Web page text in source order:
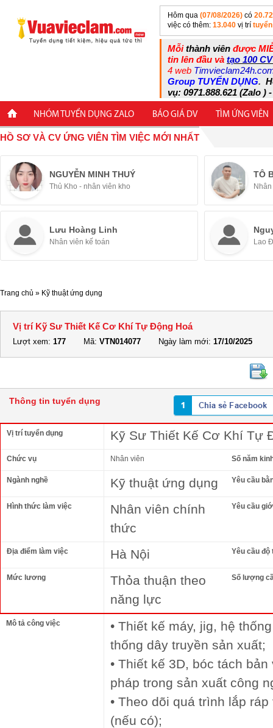
Hôm qua (07/08/2026) có
việc có thêm: 13.040 vị trí
Mỗithành viên được
tin lên đầu và tạo 100
4 web
Group TUYỂN DỤNG.
vụ: 0971.888.621 (Zalo )
NHÓM TUYỂN DỤNG ZALO BÁO GIÁ DV TÌM ỨNG VIÊN
HỒ SƠ VÀ CV ỨNG VIÊN TÌM VIỆC MỚI NHẤT
NGUYỄN MINH THUÝ
Thủ Kho - nhân viên kho
TÔ
Lưu Hoàng Linh
Nhân viên kế toán Lao
Trang chủ » Kỹ thuật ứng dụng
Vị trí Kỹ Sư Thiết Kế Cơ Khí Tự Động Hoá
Lượt xem: 177 Mã: VTN014077 Ngày làm mới: 17/10/2025
Thông tin tuyển dụng
Vị trí tuyển dụng Kỹ Sư Thiết Kế Cơ Khí Tự
Chức vụ Nhân viên Số năm
Ngành nghề Kỹ thuật ứng dụng Yêu cầu
Hình thức làm việc
Nhân viên chính
thức
Yêu cầu
Địa điểm làm việc Hà Nội Yêu cầu độ
Mức lương
Thỏa thuận theo
năng lực
Số lượng
Mô tả công việc
• Thiết kế máy, jig, hệ
thống dây truyền sản xuất;
• Thiết kế 3D, bóc tách
pháp trong sản xuất công
• Theo dõi quá trình lắp
(nếu có);